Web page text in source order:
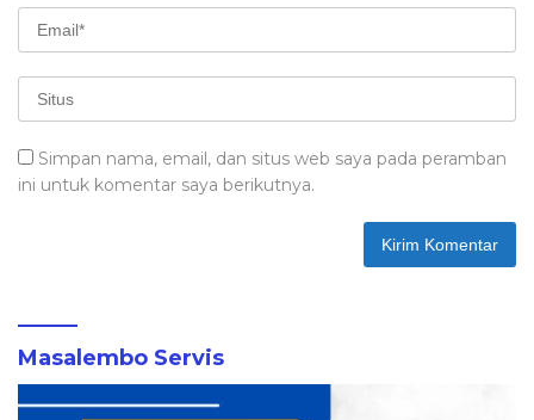
Simpan nama, email, dan situs web saya pada peramban
ini untuk komentar saya berikutnya.
Masalembo Servis